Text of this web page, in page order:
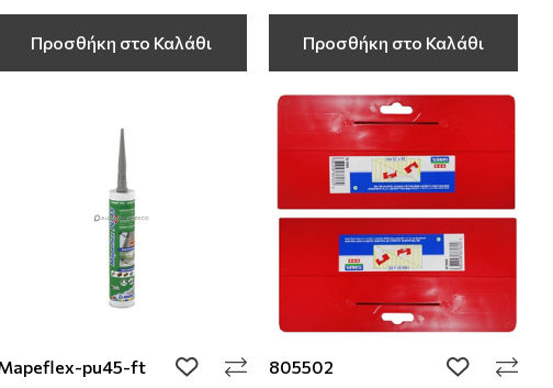
Προσθήκη στο Καλάθι Προσθήκη στο Καλάθι
pu45-ft add to wishlist805502 add to